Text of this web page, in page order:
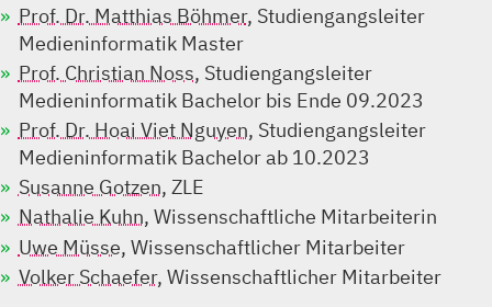
Prof. Dr. Matthias Böhmer, Studiengangsleiter
Medieninformatik Master
Prof. Christian Noss, Studiengangsleiter
Medieninformatik Bachelor bis Ende 09.2023
Prof. Dr. Hoai Viet Nguyen, Studiengangsleiter
Medieninformatik Bachelor ab 10.2023
Susanne Gotzen, ZLE
Nathalie Kuhn, Wissenschaftliche Mitarbeiterin
Uwe Müsse, Wissenschaftlicher Mitarbeiter
Volker Schaefer, Wissenschaftlicher Mitarbeiter